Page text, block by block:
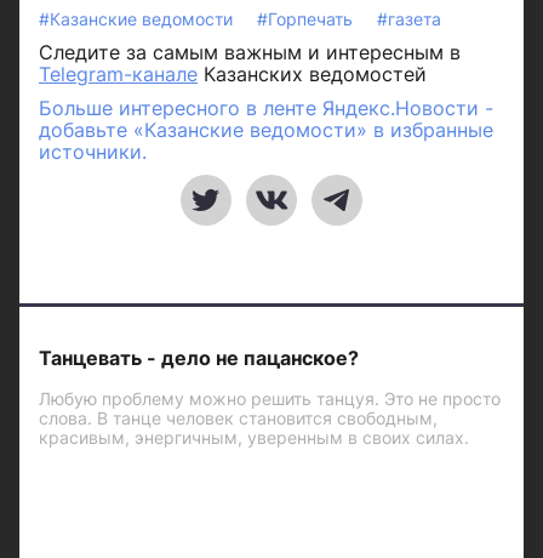
#Казанские ведомости #Горпечать #газета
Следите за самым важным и интересным в
Telegram-канале Казанских ведомостей
Больше интересного в ленте Яндекс.Новости -
добавьте «Казанские ведомости» в избранные
источники.
Танцевать - дело не пацанское?
Любую проблему можно решить танцуя. Это не просто
слова. В танце человек становится свободным,
красивым, энергичным, уверенным в своих силах.